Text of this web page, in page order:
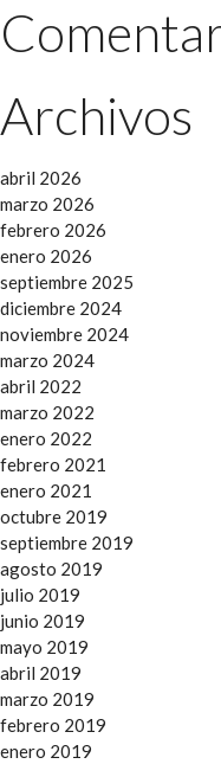
Archivos
abril 2026
marzo 2026
febrero 2026
enero 2026
septiembre 2025
diciembre 2024
noviembre 2024
marzo 2024
abril 2022
marzo 2022
enero 2022
febrero 2021
enero 2021
octubre 2019
septiembre 2019
agosto 2019
julio 2019
junio 2019
mayo 2019
abril 2019
marzo 2019
febrero 2019
enero 2019